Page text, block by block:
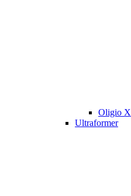
Oligio X
Ultraformer